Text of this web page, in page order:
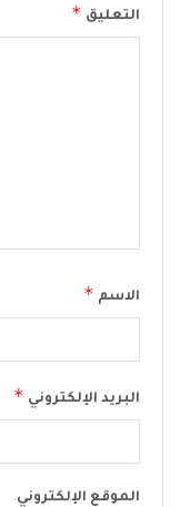
التعليق *
الاسم *
البريد الإلكتروني *
الموقع الإلكتروني